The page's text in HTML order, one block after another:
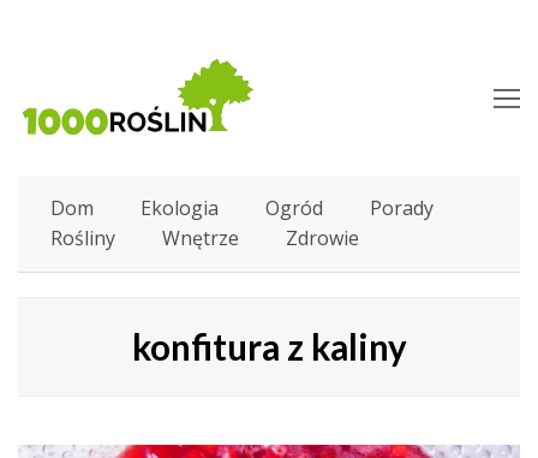
Dom Ekologia Ogród
Porady
Rośliny
Wnętrze Zdrowie
konfitura z kaliny